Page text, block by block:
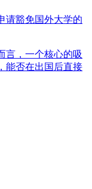
请豁免国外大学的
言，一个核心的吸
能否在出国后直接